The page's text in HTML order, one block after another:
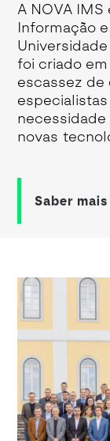
A NOVA
Informação
foi criado
escassez de
novas
Saber mais